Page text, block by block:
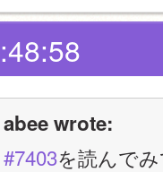
abee wrote:
#7403を読んで